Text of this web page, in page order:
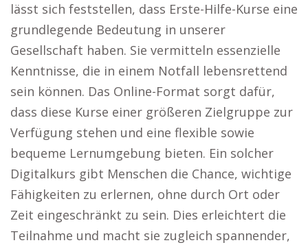
lässt sich feststellen, dass Erste-Hilfe-Kurse eine
grundlegende Bedeutung in unserer
Gesellschaft haben. Sie vermitteln essenzielle
Kenntnisse, die in einem Notfall lebensrettend
sein können. Das Online-Format sorgt dafür,
dass diese Kurse einer größeren Zielgruppe zur
Verfügung stehen und eine flexible sowie
bequeme Lernumgebung bieten. Ein solcher
Digitalkurs gibt Menschen die Chance, wichtige
Fähigkeiten zu erlernen, ohne durch Ort oder
Zeit eingeschränkt zu sein. Dies erleichtert die
Teilnahme und macht sie zugleich spannender,